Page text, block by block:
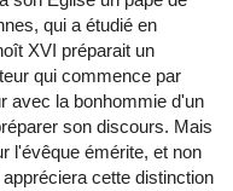
qui a étudié en
XVI préparait un
qui commence par
avec la bonhommie d'un
son discours. Mais
l'évêque émérite, et non
cette distinction